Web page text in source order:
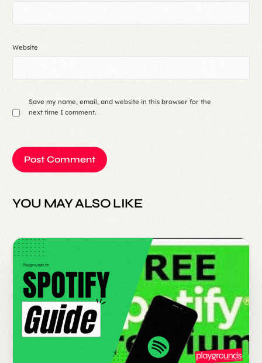
Website
Save my name, email, and website in this browser for the
next time I comment.
YOU MAY ALSO LIKE